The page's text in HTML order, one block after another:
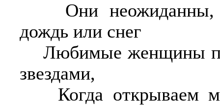
Они неожиданны,
дождь или снег
Любимые женщины
звездами,
Когда открываем